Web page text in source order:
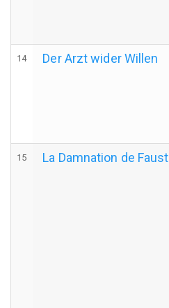
14 Der Arzt wider Willen
15 La Damnation de Faust